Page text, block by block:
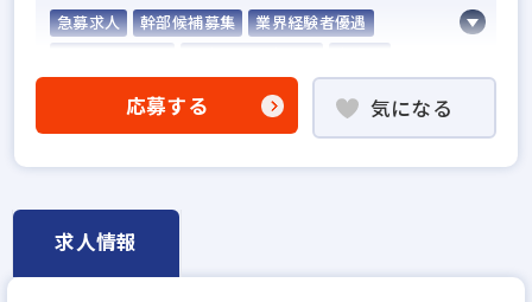
急募求人 幹部候補募集
業界経験者優遇
英語・中国語を活かせる
宅建取引士歓迎
社宅・家賃補助あり
年間休日120日以上
応募する 気になる
求人情報